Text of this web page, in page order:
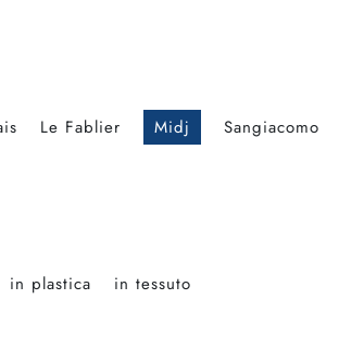
Le Fablier Midj Sangiacomo
in plastica in tessuto